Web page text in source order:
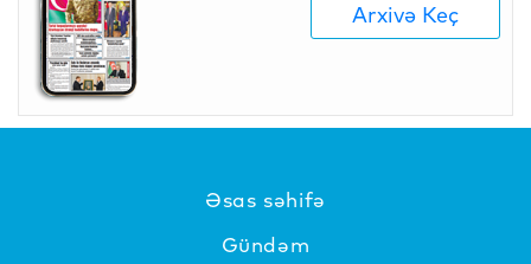
Arxivə Keç
Əsas səhifə
Gündəm